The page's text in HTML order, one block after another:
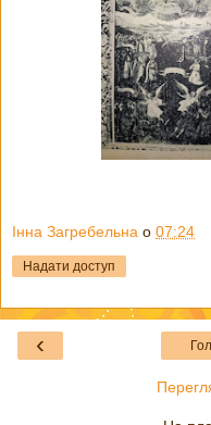
Інна Загребельна о 07:24
Надати доступ
‹